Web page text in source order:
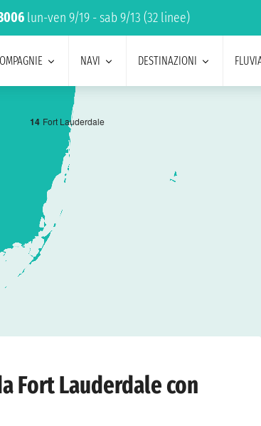
lun-ven 9/19 - sab 9/13 (32 linee)
NAVI DESTINAZIONI
14 Fort Lauderdale
Fort Lauderdale con